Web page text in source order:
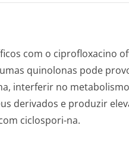
com o ciprofloxacino
quinolonas pode
interferir no
derivados e produzir
ciclospori-na.